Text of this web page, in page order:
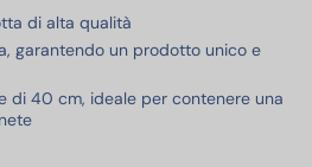
di alta qualità
garantendo un prodotto unico e
di 40 cm, ideale per contenere una